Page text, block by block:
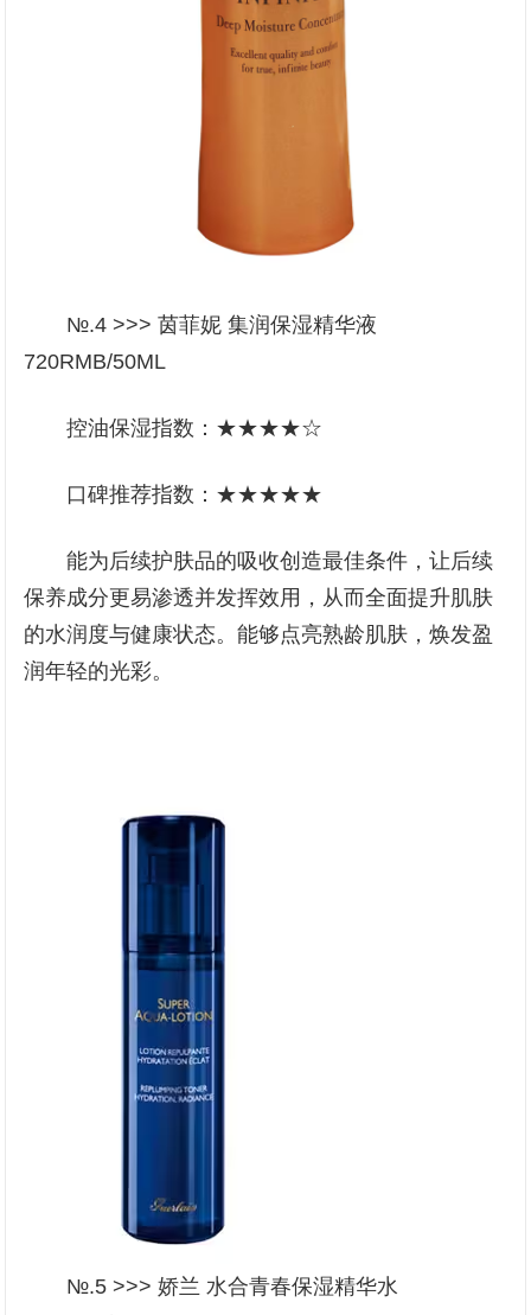
№.4 >>> 茵菲妮 集润保湿精华液
720RMB/50ML
控油保湿指数：★★★★☆
口碑推荐指数：★★★★★
能为后续护肤品的吸收创造最佳条件，让后续
保养成分更易渗透并发挥效用，从而全面提升肌肤
的水润度与健康状态。能够点亮熟龄肌肤，焕发盈
润年轻的光彩。
№.5 >>> 娇兰 水合青春保湿精华水